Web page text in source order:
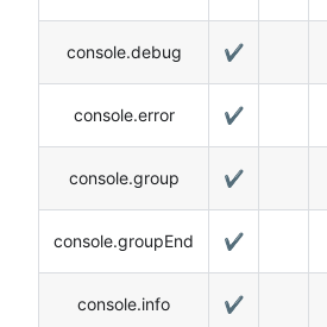
console.debug ✔️
console.error ✔️
console.group ✔️
console.groupEnd ✔️
console.info ✔️